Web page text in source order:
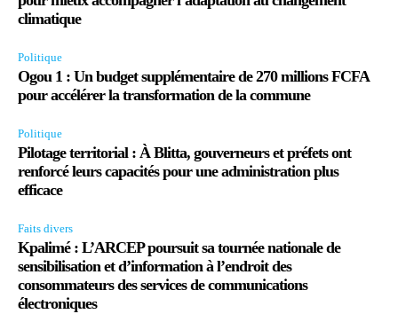
climatique
Politique
Ogou 1 : Un budget supplémentaire de 270 millions FCFA
pour accélérer la transformation de la commune
Politique
Pilotage territorial : À Blitta, gouverneurs et préfets ont
renforcé leurs capacités pour une administration plus
efficace
Faits divers
Kpalimé : L’ARCEP poursuit sa tournée nationale de
sensibilisation et d’information à l’endroit des
consommateurs des services de communications
électroniques